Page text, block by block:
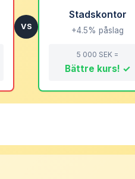
VS
Stadskontor
+4.5% påslag
5 000 SEK =
Bättre kurs! ✓